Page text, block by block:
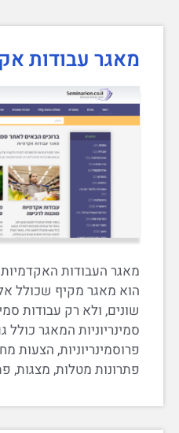
מאגר עבודות
הוא מאגר מקיף שכולל
שונים, ולא רק עבודות
סמינריוניות המאגר כולל
פרוסמינריוניות, הצעות
פתרונות מטלות, מצגות,